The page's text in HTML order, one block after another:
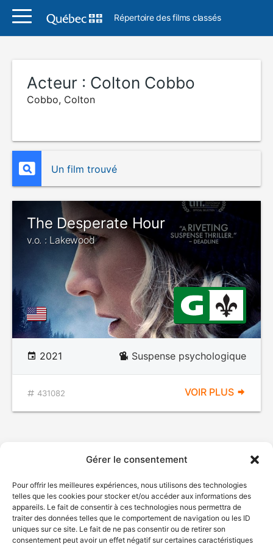
Gérer le consentement
Pour offrir les meilleures expériences, nous utilisons des technologies
telles que les cookies pour stocker et/ou accéder aux informations des
appareils. Le fait de consentir à ces technologies nous permettra de
traiter des données telles que le comportement de navigation ou les ID
uniques sur ce site. Le fait de ne pas consentir ou de retirer son
consentement peut avoir un effet négatif sur certaines caractéristiques
Répertoire des films classés
Acteur : Colton Cobbo
Cobbo, Colton
Un film trouvé
The Desperate Hour
v.o. : Lakewood
2021 Suspense psychologique
431082 VOIR PLUS